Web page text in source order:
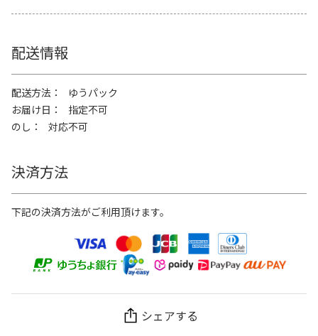
配送情報
配送方法
ゆうパック
お届け日
指定不可
のし
対応不可
決済方法
下記の決済方法がご利用頂けます。
シェアする